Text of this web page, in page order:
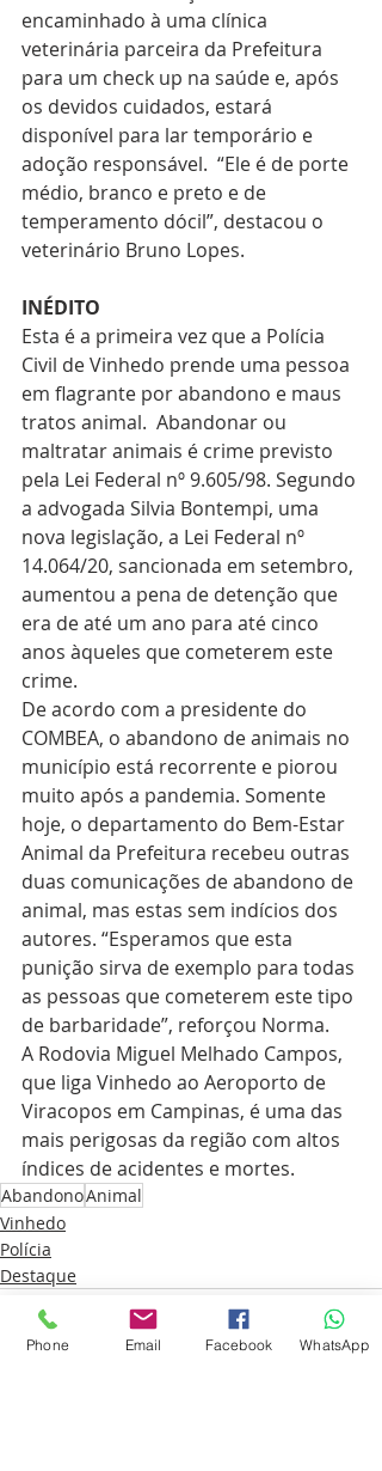
encaminhado à uma clínica
veterinária parceira da Prefeitura
para um check up na saúde e, após
os devidos cuidados, estará
disponível para lar temporário e
adoção responsável.  “Ele é de porte
médio, branco e preto e de
temperamento dócil”, destacou o
veterinário Bruno Lopes.
INÉDITO
Esta é a primeira vez que a Polícia
Civil de Vinhedo prende uma pessoa
em flagrante por abandono e maus
tratos animal.  Abandonar ou
maltratar animais é crime previsto
pela Lei Federal nº 9.605/98. Segundo
a advogada Silvia Bontempi, uma
nova legislação, a Lei Federal nº
14.064/20, sancionada em setembro,
aumentou a pena de detenção que
era de até um ano para até cinco
anos àqueles que cometerem este
crime.
De acordo com a presidente do
COMBEA, o abandono de animais no
município está recorrente e piorou
muito após a pandemia. Somente
hoje, o departamento do Bem-Estar
Animal da Prefeitura recebeu outras
duas comunicações de abandono de
animal, mas estas sem indícios dos
autores. “Esperamos que esta
punição sirva de exemplo para todas
as pessoas que cometerem este tipo
de barbaridade”, reforçou Norma.
A Rodovia Miguel Melhado Campos,
que liga Vinhedo ao Aeroporto de
Viracopos em Campinas, é uma das
mais perigosas da região com altos
índices de acidentes e mortes.
AbandonoAnimal
Vinhedo
Polícia
Destaque
Phone Email Facebook WhatsApp